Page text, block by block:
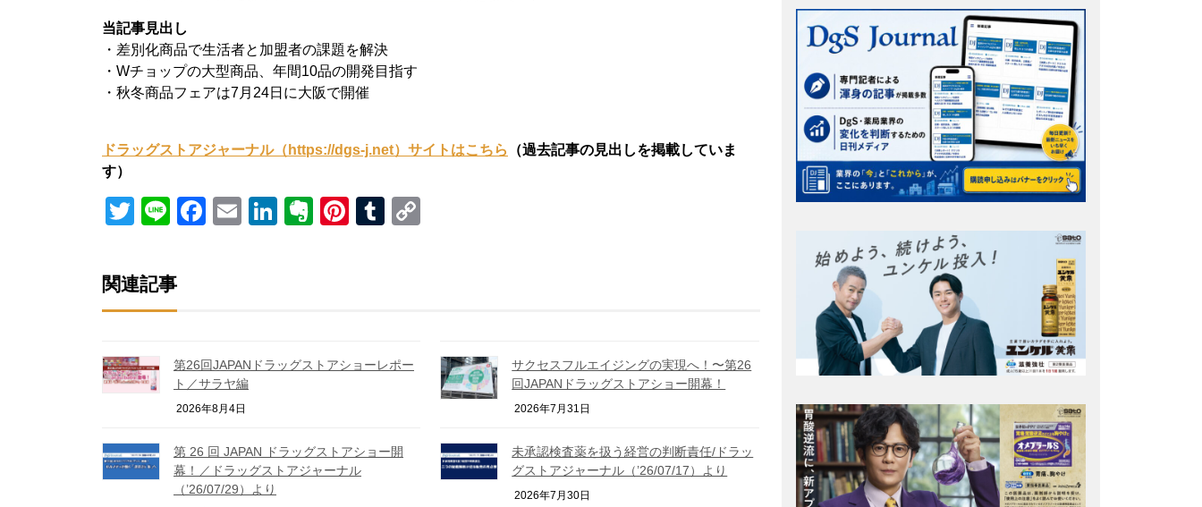
当記事見出し
・差別化商品で生活者と加盟者の課題を解決
・Wチョップの大型商品、年間10品の開発目指す
・秋冬商品フェアは7月24日に大阪で開催
ドラッグストアジャーナル（https://dgs-j.net）サイトはこちら
（過去記事の見出しを掲載していま
す）
Twitter
LineFacebook
EmailLinkedIn
Evernote
Pinterest
Tumblr
関連記事
第26回JAPANドラッグストアショーレポー
ト／サラヤ編
2026年8月4日
サクセスフルエイジングの実現へ！〜第26
回JAPANドラッグストアショー開幕！
2026年7月31日
第 26 回 JAPAN ドラッグストアショー開
幕！／ドラッグストアジャーナル
（’26/07/29）より
未承認検査薬を扱う経営の判断責任/ドラッ
グストアジャーナル（’26/07/17）より
2026年7月30日